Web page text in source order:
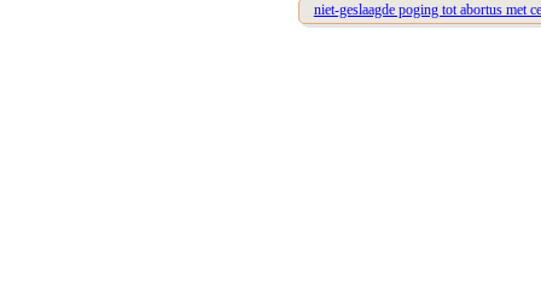
niet-geslaagde poging tot abortus met